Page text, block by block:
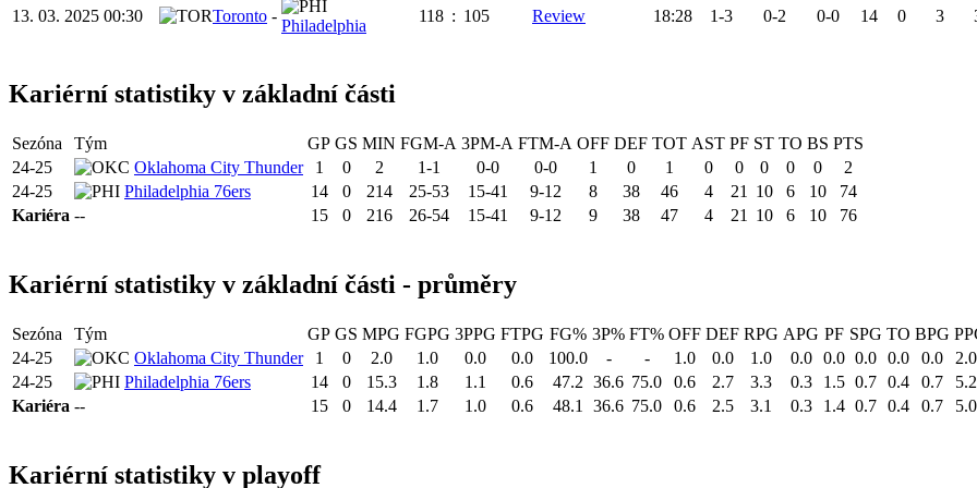
13. 03. 2025 00:30 Toronto -
Philadelphia
118 : 105 Review 18:28 1-3 0-2 0-0 14 0 3
Kariérní statistiky v základní části
Sezóna Tým GP GS MIN FGM-A 3PM-A FTM-A OFF DEF TOT AST PF ST TO BS PTS
24-25
Oklahoma City Thunder 1 0 2 1-1 0-0 0-0 1 0 1 0 0 0 0 0
2
24-25
Philadelphia 76ers 14 0 214 25-53 15-41 9-12 8 38 46 4 21 10 6 10
74
Kariéra -- 15 0 216 26-54 15-41 9-12 9 38 47 4 21 10 6 10 76
Kariérní statistiky v základní části - průměry
Sezóna Tým GP GS MPG FGPG 3PPG FTPG FG% 3P% FT% OFF DEF RPG APG PF SPG TO BPG
24-25
Oklahoma City Thunder 1 0 2.0 1.0 0.0 0.0 100.0 - - 1.0 0.0 1.0 0.0 0.0 0.0 0.0 0.0
24-25
Philadelphia 76ers 14 0 15.3 1.8 1.1 0.6 47.2 36.6 75.0 0.6 2.7 3.3 0.3 1.5 0.7 0.4 0.7
Kariéra -- 15 0 14.4 1.7 1.0 0.6 48.1 36.6 75.0 0.6 2.5 3.1 0.3 1.4 0.7 0.4 0.7
Kariérní statistiky v playoff